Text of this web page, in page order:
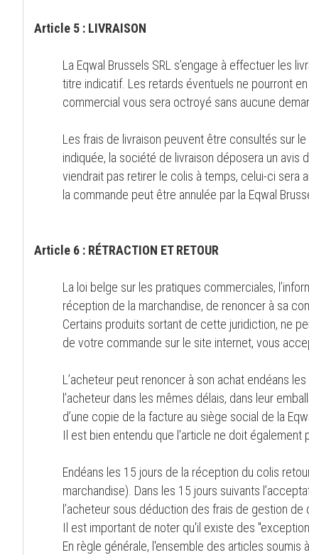
Article 5 : LIVRAISON
La Eqwal Brussels SRL s’engage à effectuer les
titre indicatif. Les retards éventuels ne pourront
commercial vous sera octroyé sans aucune
Les frais de livraison peuvent être consultés sur
indiquée, la société de livraison déposera un
viendrait pas retirer le colis à temps, celui-ci sera
la commande peut être annulée par la Eqwal
Article 6 : RÉTRACTION ET RETOUR
La loi belge sur les pratiques commerciales,
réception de la marchandise, de renoncer à sa
Certains produits sortant de cette juridiction, ne
de votre commande sur le site internet, vous
L’acheteur peut renoncer à son achat endéans
l’acheteur dans les mêmes délais, dans leur
d’une copie de la facture au siège social de la
Il est bien entendu que l'article ne doit également
Endéans les 15 jours de la réception du colis
marchandise). Dans les 15 jours suivants
l’acheteur sous déduction des frais de gestion
Il est important de noter qu'il existe des
En règle générale, l'ensemble des articles